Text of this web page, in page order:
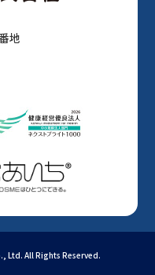
地
Ltd. All Rights Reserved.